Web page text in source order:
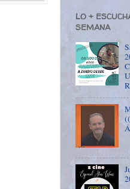
LO +
SEMANA